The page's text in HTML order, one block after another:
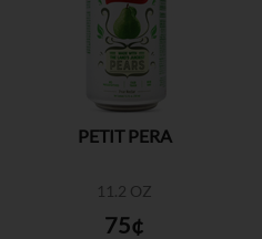
PETIT PERA
11.2 OZ
75¢